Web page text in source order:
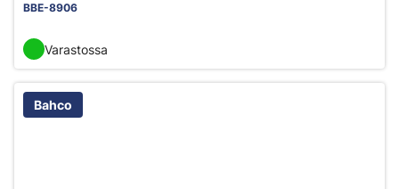
BBE-8906
Varastossa
Bahco